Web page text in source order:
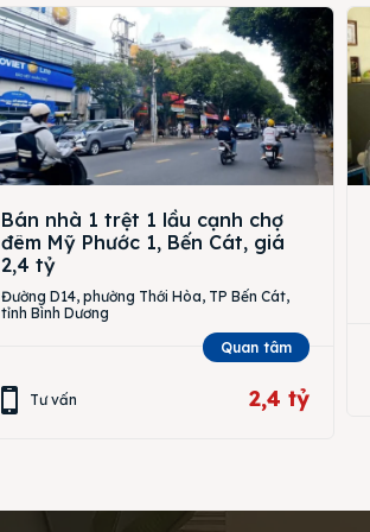
Bán nhà 1 trệt 1 lầu cạnh chợ
đêm Mỹ Phước 1, Bến Cát, giá
2,4 tỷ
Đường D14, phường Thới Hòa, TP Bến Cát,
tỉnh Bình Dương
Quan tâm
Tư vấn 2,4 tỷ